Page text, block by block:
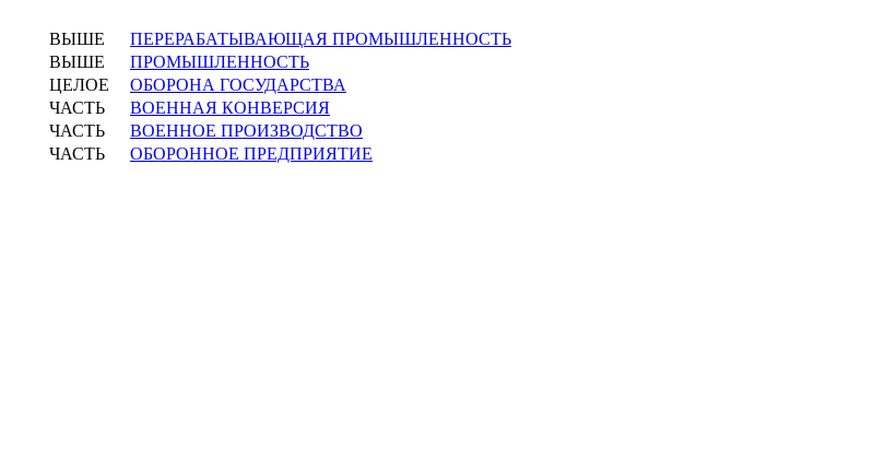
ВЫШЕ
ПЕРЕРАБАТЫВАЮЩАЯ ПРОМЫШЛЕННОСТЬ
ВЫШЕ
ПРОМЫШЛЕННОСТЬ
ЦЕЛОЕ
ОБОРОНА ГОСУДАРСТВА
ЧАСТЬ
ВОЕННАЯ КОНВЕРСИЯ
ЧАСТЬ
ВОЕННОЕ ПРОИЗВОДСТВО
ЧАСТЬ
ОБОРОННОЕ ПРЕДПРИЯТИЕ